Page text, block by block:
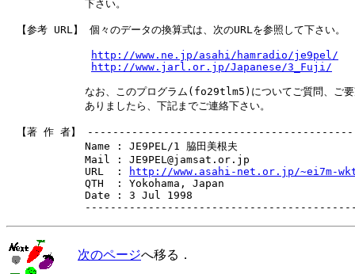
下さい。
【参考 URL】 個々のデータの換算式は、次のURLを参照して下さい。
http://www.ne.jp/asahi/hamradio/je9pel/
http://www.jarl.or.jp/Japanese/3_Fuji/
なお、このプログラム(fo29tlm5)についてご質問、ご要
ありましたら、下記までご連絡下さい。
【著 作 者】
Name : JE9PEL/1 脇田美根夫
Mail : JE9PEL@jamsat.or.jp
URL  :
http://www.asahi-net.or.jp/~ei7m-
QTH  : Yokohama, Japan
Date : 3 Jul 1998
次のページへ移る．